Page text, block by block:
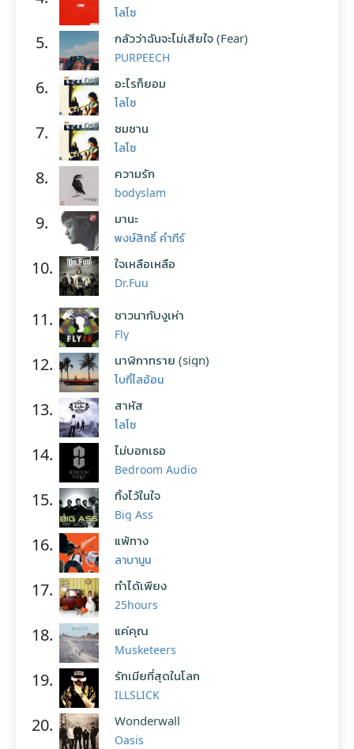
โลโซ
5. กลัวว่าฉันจะไม่เสียใจ (Fear)
PURPEECH
6. อะไรก็ยอม
โลโซ
7. ซมซาน
โลโซ
8. ความรัก
bodyslam
9. มานะ
พงษ์สิทธิ์ คำภีร์
10. ใจเหลือเหลือ
Dr.Fuu
11. ชาวนากับงูเห่า
Fly
12. นาฬิกาทราย (sign)
โบกี้ไลอ้อน
13. สาหัส
โลโซ
14. ไม่บอกเธอ
Bedroom Audio
15. ทิ้งไว้ในใจ
Big Ass
16. แพ้ทาง
ลาบานูน
17. ทำได้เพียง
25hours
18. แค่คุณ
Musketeers
19. รักเมียที่สุดในโลก
ILLSLICK
20. Wonderwall
Oasis